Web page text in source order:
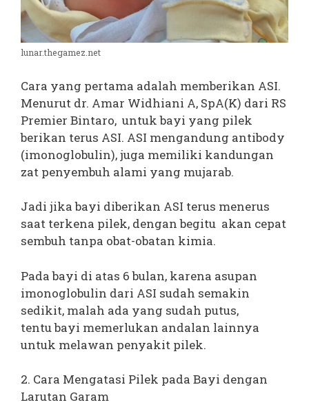
lunar.thegamez.net
Cara yang pertama adalah memberikan ASI.
Menurut dr. Amar Widhiani A, SpA(K) dari RS
Premier Bintaro, untuk bayi yang pilek
berikan terus ASI. ASI mengandung antibody
(imonoglobulin), juga memiliki kandungan
zat penyembuh alami yang mujarab.
Jadi jika bayi diberikan ASI terus menerus
saat terkena pilek, dengan begitu akan cepat
sembuh tanpa obat-obatan kimia.
Pada bayi di atas 6 bulan, karena asupan
imonoglobulin dari ASI sudah semakin
sedikit, malah ada yang sudah putus,
tentu bayi memerlukan andalan lainnya
untuk melawan penyakit pilek.
2. Cara Mengatasi Pilek pada Bayi dengan
Larutan Garam